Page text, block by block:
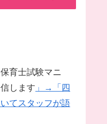
育士試験マニ
します 」→「四
てスタッフが語